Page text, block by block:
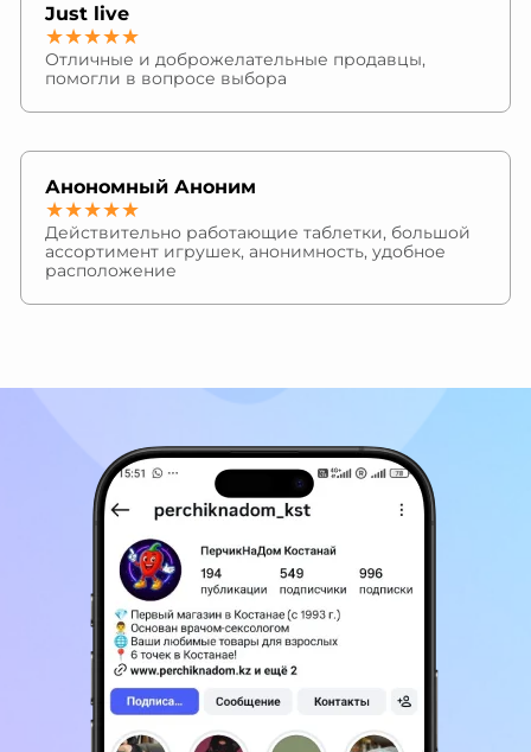
Just live
★★★★★
Отличные и доброжелательные продавцы,
помогли в вопросе выбора
Анономный Аноним
★★★★★
Действительно работающие таблетки, большой
ассортимент игрушек, анонимность, удобное
расположение